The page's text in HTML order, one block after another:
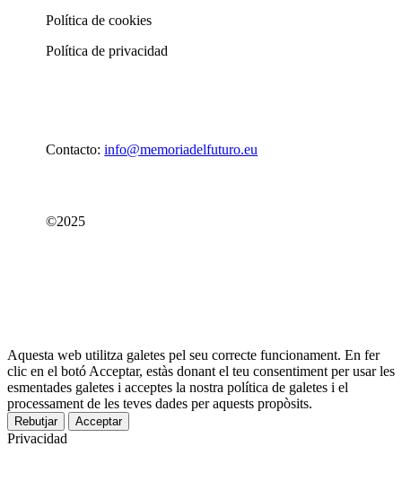
Política de cookies
Política de privacidad
Contacto:info@memoriadelfuturo.eu
©2025
Aquesta web utilitza galetes pel seu correcte funcionament. En fer
clic en el botó Acceptar, estàs donant el teu consentiment per usar les
esmentades galetes i acceptes la nostra política de galetes i el
processament de les teves dades per aquests propòsits.
Rebutjar Acceptar
Privacidad